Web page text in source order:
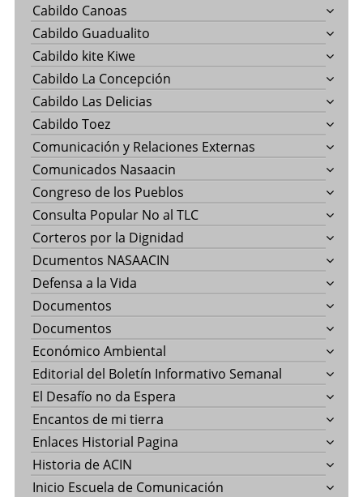
Cabildo Canoas
Cabildo Guadualito
Cabildo kite Kiwe
Cabildo La Concepción
Cabildo Las Delicias
Cabildo Toez
Comunicación y Relaciones Externas
Comunicados Nasaacin
Congreso de los Pueblos
Consulta Popular No al TLC
Corteros por la Dignidad
Dcumentos NASAACIN
Defensa a la Vida
Documentos
Documentos
Económico Ambiental
Editorial del Boletín Informativo Semanal
El Desafío no da Espera
Encantos de mi tierra
Enlaces Historial Pagina
Historia de ACIN
Inicio Escuela de Comunicación